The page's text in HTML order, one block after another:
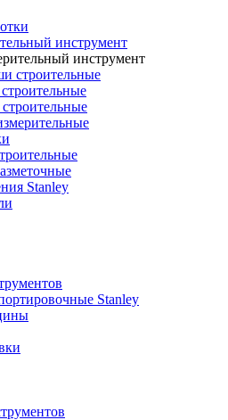
инструмент
инструмент
строительные
Stanley
Stanley